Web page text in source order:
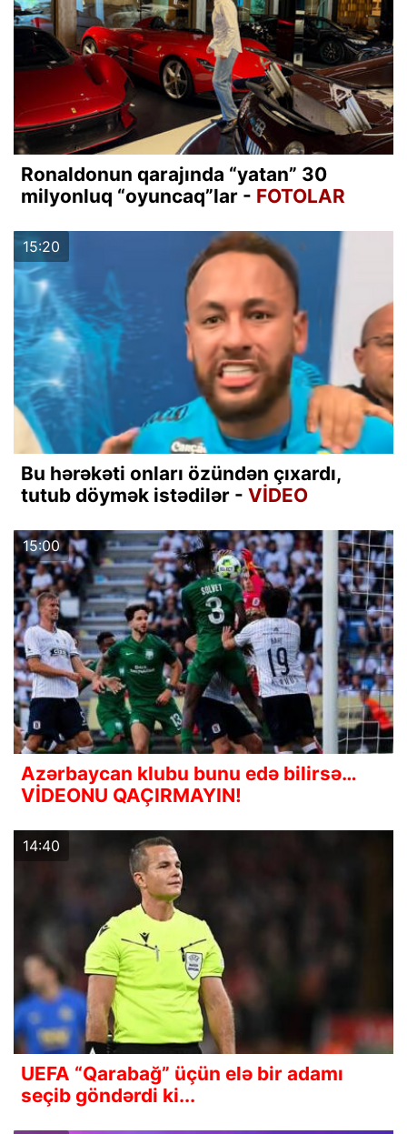
Ronaldonun qarajında “yatan” 30
milyonluq “oyuncaq”lar - FOTOLAR
15:20
Bu hərəkəti onları özündən çıxardı,
tutub döymək istədilər - VİDEO
15:00
Azərbaycan klubu bunu edə bilirsə…
VİDEONU QAÇIRMAYIN!
14:40
UEFA “Qarabağ” üçün elə bir adamı
seçib göndərdi ki...